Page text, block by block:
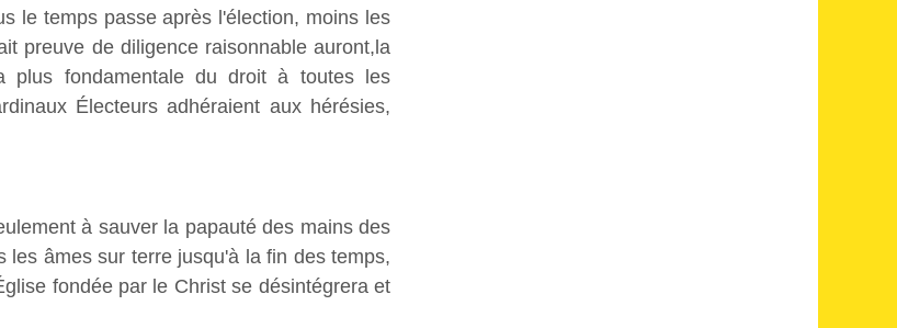
le temps passe après l'élection, moins les
preuve de diligence raisonnable auront,la
plus fondamentale du droit à toutes les
Électeurs adhéraient aux hérésies,
à sauver la papauté des mains des
âmes sur terre jusqu'à la fin des temps,
fondée par le Christ se désintégrera et